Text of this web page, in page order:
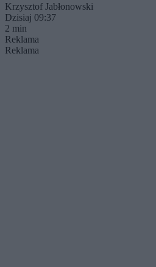
Krzysztof Jabłonowski
Dzisiaj 09:37
2 min
Reklama
Reklama